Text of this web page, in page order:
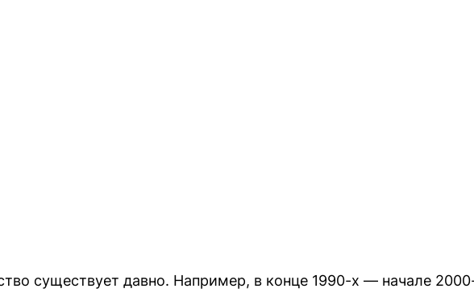
существует давно. Например, в конце 1990-х — начале